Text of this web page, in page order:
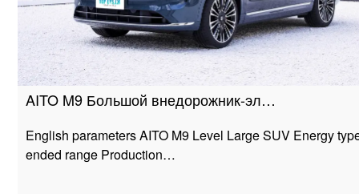
AITO M9 Большой внедорожник-эл…
English parameters AITO M9 Level Large SUV Energy
ended range Production…